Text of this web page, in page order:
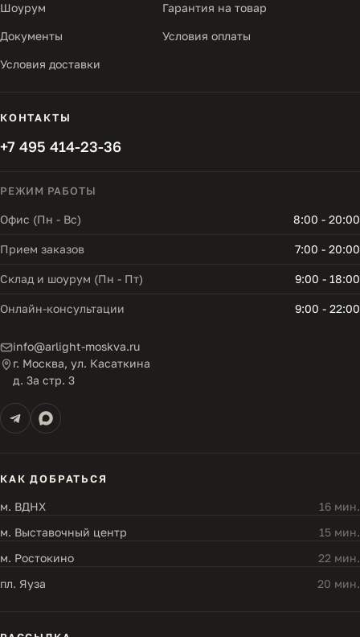
Шоурум Гарантия на товар
Документы Условия оплаты
Условия доставки
КОНТАКТЫ
+7 495 414-23-36
РЕЖИМ РАБОТЫ
Офис (Пн - Вс) 8:00 - 20:00
Прием заказов 7:00 - 20:00
Склад и шоурум (Пн - Пт) 9:00 - 18:00
Онлайн-консультации 9:00 - 22:00
info@arlight-moskva.ru
г. Москва, ул. Касаткина
д. 3а стр. 3
КАК ДОБРАТЬСЯ
м. ВДНХ
16 мин.
м. Выставочный центр
15 мин.
м. Ростокино
22 мин.
пл. Яуза
20 мин.